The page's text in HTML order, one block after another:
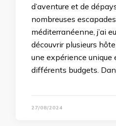
d’aventure et de
nombreuses
méditerranéenne, j’ai
découvrir plusieurs
une expérience unique
différents budgets.
27/08/2024